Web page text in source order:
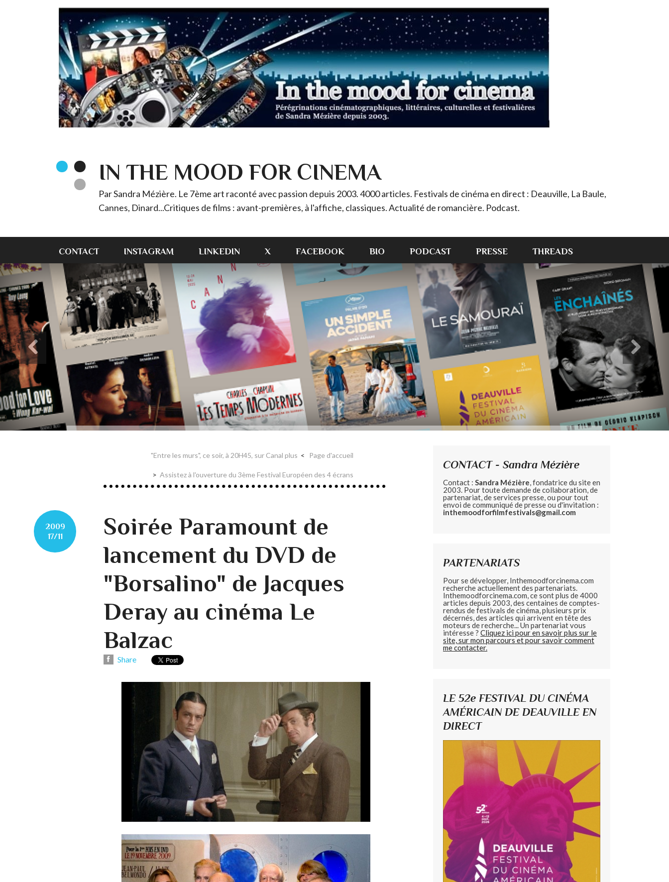
IN THE MOOD FOR CINEMA
Par Sandra Mézière. Le 7ème art raconté avec passion depuis 2003. 4000 articles. Festivals de cinéma en direct : Deauville, La Baule,
Cannes, Dinard...Critiques de films : avant-premières, à l'affiche, classiques. Actualité de romancière. Podcast.
CONTACT INSTAGRAM LINKEDIN X FACEBOOK BIO PODCAST PRESSE THREADS
"Entre les murs", ce soir, à 20H45, sur Canal plus Page d'accueil
Assistez à l'ouverture du 3ème Festival Européen des 4 écrans
2009
17/11
Soirée Paramount de
lancement du DVD de
"Borsalino" de Jacques
Deray au cinéma Le
Balzac
Share
CONTACT - Sandra Mézière
Contact : Sandra Mézière, fondatrice du site en
2003. Pour toute demande de collaboration, de
partenariat, de services presse, ou pour tout
envoi de communiqué de presse ou d'invitation :
inthemoodforfilmfestivals@gmail.com
PARTENARIATS
Pour se développer, Inthemoodforcinema.com
recherche actuellement des partenariats.
Inthemoodforcinema.com, ce sont plus de 4000
articles depuis 2003, des centaines de comptes-
rendus de festivals de cinéma, plusieurs prix
décernés, des articles qui arrivent en tête des
moteurs de recherche... Un partenariat vous
intéresse ? Cliquez ici pour en savoir plus sur le
site, sur mon parcours et pour savoir comment
me contacter.
LE 52e FESTIVAL DU CINÉMA
AMÉRICAIN DE DEAUVILLE EN
DIRECT